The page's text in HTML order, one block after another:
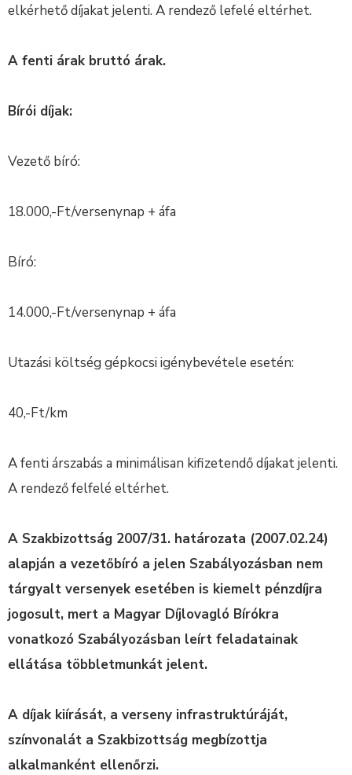
elkérhető díjakat jelenti. A rendező lefelé eltérhet.
A fenti árak bruttó árak.
Bírói díjak:
Vezető bíró:
18.000,-Ft/versenynap + áfa
Bíró:
14.000,-Ft/versenynap + áfa
Utazási költség gépkocsi igénybevétele esetén:
40,-Ft/km
A fenti árszabás a minimálisan kifizetendő díjakat jelenti.
A rendező felfelé eltérhet.
A Szakbizottság 2007/31. határozata (2007.02.24)
alapján a vezetőbíró a jelen Szabályozásban nem
tárgyalt versenyek esetében is kiemelt pénzdíjra
jogosult, mert a Magyar Díjlovagló Bírókra
vonatkozó Szabályozásban leírt feladatainak
ellátása többletmunkát jelent.
A díjak kiírását, a verseny infrastruktúráját,
színvonalát a Szakbizottság megbízottja
alkalmanként ellenőrzi.